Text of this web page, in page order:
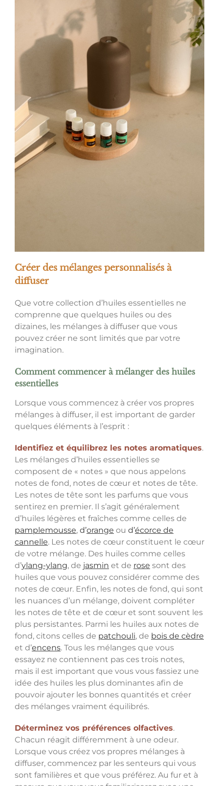
Créer des mélanges personnalisés à
diffuser
Que votre collection d’huiles essentielles ne
comprenne que quelques huiles ou des
dizaines, les mélanges à diffuser que vous
pouvez créer ne sont limités que par votre
imagination.
Comment commencer à mélanger des huiles
essentielles
Lorsque vous commencez à créer vos propres
mélanges à diffuser, il est important de garder
quelques éléments à l’esprit :
Identifiez et équilibrez les notes aromatiques.
Les mélanges d’huiles essentielles se
composent de « notes » que nous appelons
notes de fond, notes de cœur et notes de tête.
Les notes de tête sont les parfums que vous
sentirez en premier. Il s’agit généralement
d’huiles légères et fraîches comme celles de
pamplemousse, d’orange ou d’écorce de
cannelle. Les notes de cœur constituent le cœur
de votre mélange. Des huiles comme celles
d’ylang-ylang, de jasmin et de rose sont des
huiles que vous pouvez considérer comme des
notes de cœur. Enfin, les notes de fond, qui sont
les nuances d’un mélange, doivent compléter
les notes de tête et de cœur et sont souvent les
plus persistantes. Parmi les huiles aux notes de
fond, citons celles de patchouli, de bois de cèdre
et d’encens. Tous les mélanges que vous
essayez ne contiennent pas ces trois notes,
mais il est important que vous vous fassiez une
idée des huiles les plus dominantes afin de
pouvoir ajouter les bonnes quantités et créer
des mélanges vraiment équilibrés.
Déterminez vos préférences olfactives.
Chacun réagit différemment à une odeur.
Lorsque vous créez vos propres mélanges à
diffuser, commencez par les senteurs qui vous
sont familières et que vous préférez. Au fur et à